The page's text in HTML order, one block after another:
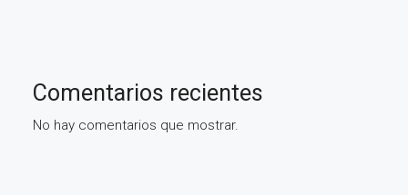
Comentarios recientes
No hay comentarios que mostrar.